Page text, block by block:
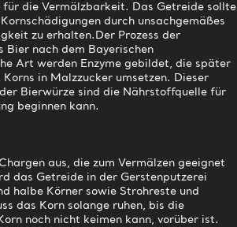
für die Vermälzbarkeit. Das Getreide sollte
durch unsachgemäßes
zu erhalten.Der Prozess der
Bier nach dem Bayerischen
Art werden Enzyme gebildet, die später
in Malzzucker umsetzen. Dieser
Bierwürze sind die Nährstoffquelle für
beginnen kann.
aus, die zum Vermälzen geeignet
das Getreide in der Gerstenputzerei
halbe Körner sowie Strohreste und
das Korn solange ruhen, bis die
noch nicht keimen kann, vorüber ist.